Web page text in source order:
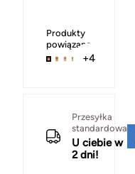
Produkty
powiązane
+4
Przesyłka
standardowa
U ciebie w
2 dni!